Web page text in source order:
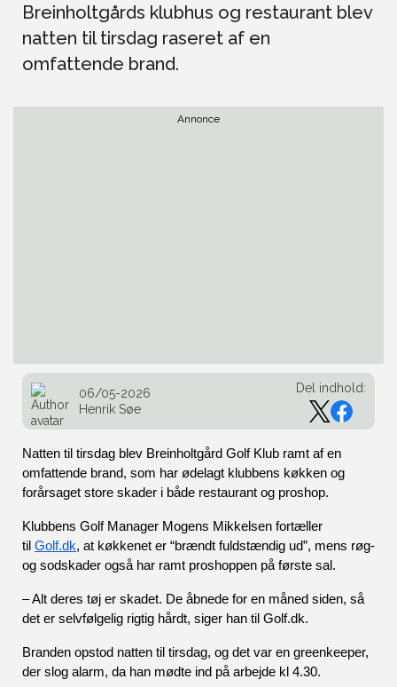
Breinholtgårds klubhus og restaurant blev
natten til tirsdag raseret af en
omfattende brand.
Annonce
06/05-2026
Henrik Søe
Del indhold:
Natten til tirsdag blev Breinholtgård Golf Klub ramt af en
omfattende brand, som har ødelagt klubbens køkken og
forårsaget store skader i både restaurant og proshop.
Klubbens Golf Manager Mogens Mikkelsen fortæller
til Golf.dk, at køkkenet er “brændt fuldstændig ud”, mens røg-
og sodskader også har ramt proshoppen på første sal.
– Alt deres tøj er skadet. De åbnede for en måned siden, så
det er selvfølgelig rigtig hårdt, siger han til Golf.dk.
Branden opstod natten til tirsdag, og det var en greenkeeper,
der slog alarm, da han mødte ind på arbejde kl 4.30.